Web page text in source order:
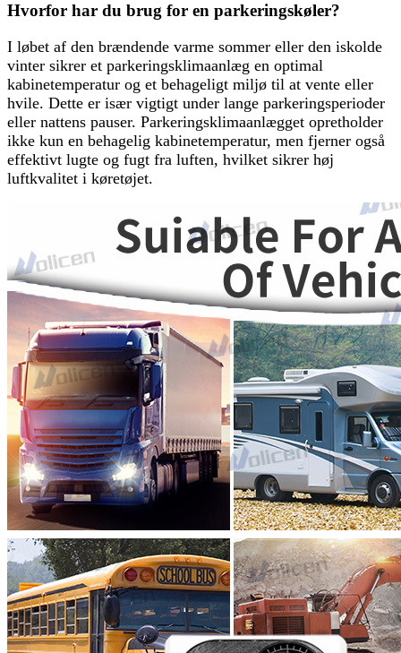
Hvorfor har du brug for en parkeringskøler?
I løbet af den brændende varme sommer eller den iskolde
vinter sikrer et parkeringsklimaanlæg en optimal
kabinetemperatur og et behageligt miljø til at vente eller
hvile. Dette er især vigtigt under lange parkeringsperioder
eller nattens pauser. Parkeringsklimaanlægget opretholder
ikke kun en behagelig kabinetemperatur, men fjerner også
effektivt lugte og fugt fra luften, hvilket sikrer høj
luftkvalitet i køretøjet.